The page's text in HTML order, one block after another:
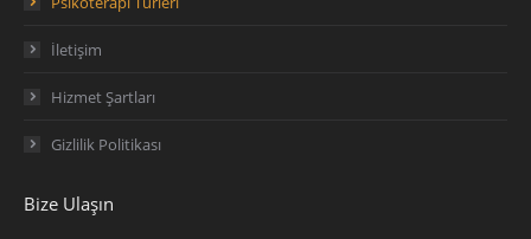
İletişim
Hizmet Şartları
Gizlilik Politikası
Bize Ulaşın